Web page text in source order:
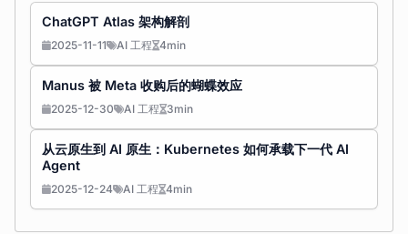
ChatGPT Atlas 架构解剖
2025-11-11 AI 工程 4min
Manus 被 Meta 收购后的蝴蝶效应
2025-12-30 AI 工程 3min
从云原生到 AI 原生：Kubernetes 如何承载下一代 AI
Agent
2025-12-24 AI 工程 4min